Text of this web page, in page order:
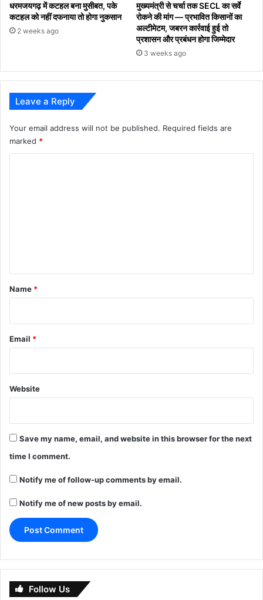
धरमजयगढ़ में कटहल बना मुसीबत, पके
कटहल को नहीं दफनाया तो होगा नुकसान
2 weeks ago
मुख्यमंत्री से चर्चा तक SECL का सर्वे
रोकने की मांग — प्रभावित किसानों का
अल्टीमेटम, जबरन कार्रवाई हुई तो
प्रशासन और प्रबंधन होगा जिम्मेदार
3 weeks ago
Leave a Reply
Your email address will not be published. Required fields are
marked *
*
Name *
Email *
Website
Save my name, email, and website in this browser for the next
time I comment.
Notify me of follow-up comments by email.
Notify me of new posts by email.
Follow Us